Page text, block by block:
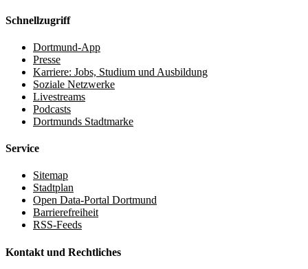
Schnellzugriff
Dortmund-App
Presse
Karriere: Jobs, Studium und Ausbildung
Soziale Netzwerke
Livestreams
Podcasts
Dortmunds Stadtmarke
Service
Sitemap
Stadtplan
Open Data-Portal Dortmund
Barrierefreiheit
RSS-Feeds
Kontakt und Rechtliches